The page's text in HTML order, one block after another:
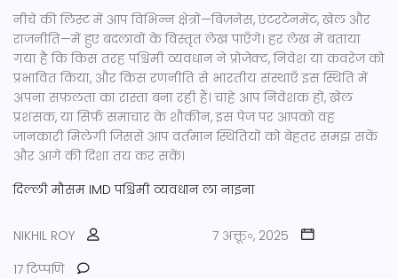
नीचे की लिस्ट में आप विभिन्न क्षेत्रों—बिज़नेस, एंटरटेनमेंट, खेल और
राजनीति—में हुए बदलावों के विस्तृत लेख पाएँगे। हर लेख में बताया
गया है कि किस तरह पश्चिमी व्यवधान ने प्रोजेक्ट, निवेश या कवरेज को
प्रभावित किया, और किस रणनीति से भारतीय संस्थाएँ इस स्थिति में
अपना सफ़लता का रास्ता बना रही हैं। चाहे आप निवेशक हों, खेल
प्रशंसक, या सिर्फ़ समाचार के शौकीन, इस पेज पर आपको वह
जानकारी मिलेगी जिससे आप वर्तमान स्थितियों को बेहतर समझ सकें
और आगे की दिशा तय कर सकें।
दिल्ली मौसम IMD पश्चिमी व्यवधान ला नाइना
NIKHIL ROY
7 अक्तू॰, 2025
17 टिप्पणि